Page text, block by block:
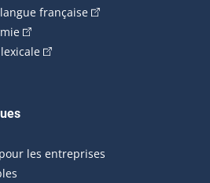
française(Cet hyperlien
(Cet hyperlien externe s'ouvrira
(Cet hyperlien externe
hyperlien externe s'ouvrira dans une
les entreprises